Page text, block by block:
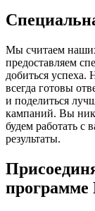
Мы считаем
предоставляем
добиться
всегда готовы
и поделиться
кампаний. Вы
будем работать с
результаты.
программе